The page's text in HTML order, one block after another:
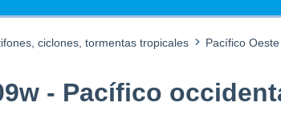
ciclones, tormentas tropicales
Pacífico Oeste
- Pacífico